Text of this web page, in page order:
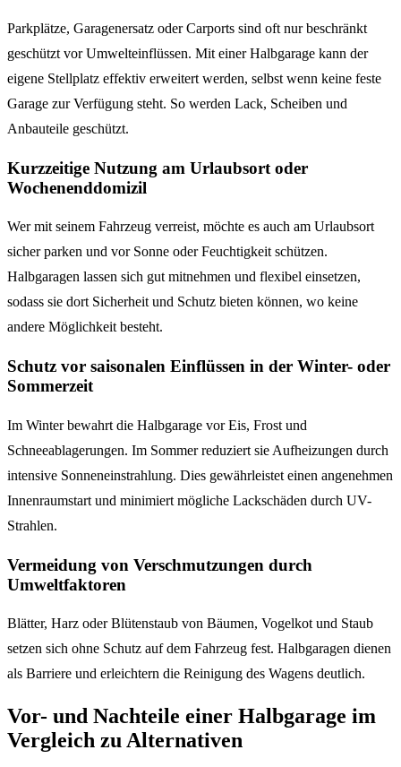
Parkplätze, Garagenersatz oder Carports sind oft nur beschränkt
geschützt vor Umwelteinflüssen. Mit einer Halbgarage kann der
eigene Stellplatz effektiv erweitert werden, selbst wenn keine feste
Garage zur Verfügung steht. So werden Lack, Scheiben und
Anbauteile geschützt.
Kurzzeitige Nutzung am Urlaubsort oder
Wochenenddomizil
Wer mit seinem Fahrzeug verreist, möchte es auch am Urlaubsort
sicher parken und vor Sonne oder Feuchtigkeit schützen.
Halbgaragen lassen sich gut mitnehmen und flexibel einsetzen,
sodass sie dort Sicherheit und Schutz bieten können, wo keine
andere Möglichkeit besteht.
Schutz vor saisonalen Einflüssen in der Winter- oder
Sommerzeit
Im Winter bewahrt die Halbgarage vor Eis, Frost und
Schneeablagerungen. Im Sommer reduziert sie Aufheizungen durch
intensive Sonneneinstrahlung. Dies gewährleistet einen angenehmen
Innenraumstart und minimiert mögliche Lackschäden durch UV-
Strahlen.
Vermeidung von Verschmutzungen durch
Umweltfaktoren
Blätter, Harz oder Blütenstaub von Bäumen, Vogelkot und Staub
setzen sich ohne Schutz auf dem Fahrzeug fest. Halbgaragen dienen
als Barriere und erleichtern die Reinigung des Wagens deutlich.
Vor- und Nachteile einer Halbgarage im
Vergleich zu Alternativen